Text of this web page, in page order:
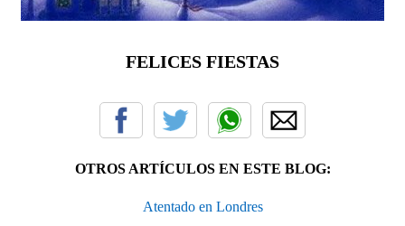
FELICES FIESTAS
OTROS ARTÍCULOS EN ESTE BLOG:
Atentado en Londres